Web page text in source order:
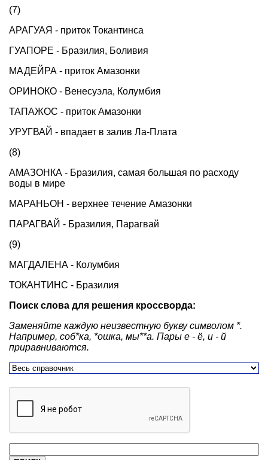
(7)
АРАГУАЯ - приток Токантинса
ГУАПОРЕ - Бразилия, Боливия
МАДЕЙРА - приток Амазонки
ОРИНОКО - Венесуэла, Колумбия
ТАПАЖОС - приток Амазонки
УРУГВАЙ - впадает в залив Ла-Плата
(8)
АМАЗОНКА - Бразилия, самая большая по расходу
воды в мире
МАРАНЬОН - верхнее течение Амазонки
ПАРАГВАЙ - Бразилия, Парагвай
(9)
МАГДАЛЕНА - Колумбия
ТОКАНТИНС - Бразилия
Поиск слова для решения кроссворда:
Заменяйте каждую неизвестную букву символом *.
Например, соб*ка, *ошка, мы**а. Пары е - ё, и - й
приравниваются.